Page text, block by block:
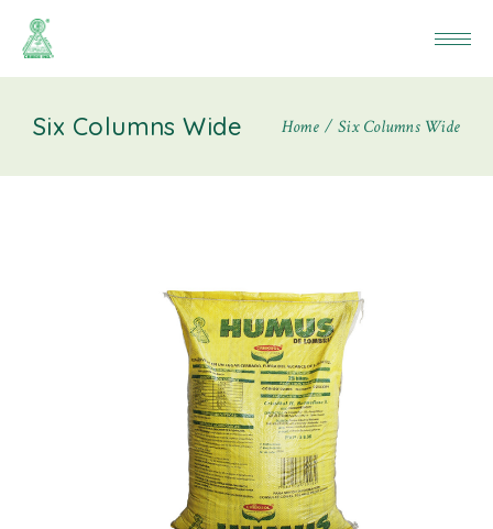
Six Columns Wide Home Six Columns Wide